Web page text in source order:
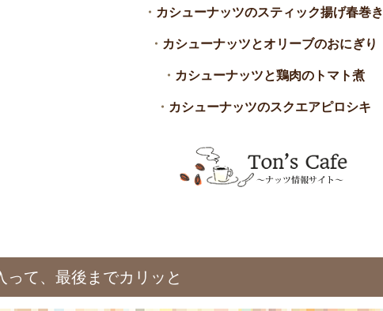
・ カシューナッツのスティック揚げ春巻き
・ カシューナッツとオリーブのおにぎり
・ カシューナッツと鶏肉のトマト煮
・ カシューナッツのスクエアピロシキ
って、最後までカリッと